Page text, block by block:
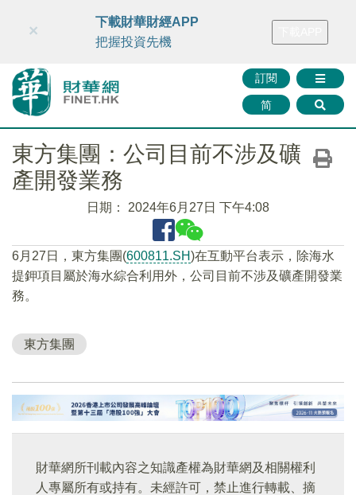
財華智庫網 FINTV FINMETA 財華證券 媒體矩陣
訂閱
简
×
下載財華財經APP
把握投資先機
東方集團：公司目前不涉及礦
產開發業務
日期： 2024年6月27日 下午4:08
6月27日，東方集團(600811.SH)在互動平台表示，除海水
提鉀項目屬於海水綜合利用外，公司目前不涉及礦產開發業
務。
東方集團
財華網所刊載內容之知識產權為財華網及相關權利
人專屬所有或持有。未經許可，禁止進行轉載、摘